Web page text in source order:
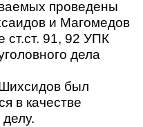
проведены
и Магомедов
ст.ст. 91, 92 УПК
дела
был
в качестве